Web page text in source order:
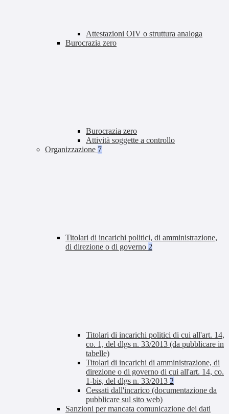
Attestazioni OIV o struttura analoga
Burocrazia zero
Burocrazia zero
Attività soggette a controllo
Organizzazione 7
Titolari di incarichi politici, di amministrazione,
di direzione o di governo 2
Titolari di incarichi politici di cui all'art. 14,
co. 1, del dlgs n. 33/2013 (da pubblicare in
tabelle)
Titolari di incarichi di amministrazione, di
direzione o di governo di cui all'art. 14, co.
1-bis, del dlgs n. 33/2013 2
Cessati dall'incarico (documentazione da
pubblicare sul sito web)
Sanzioni per mancata comunicazione dei dati